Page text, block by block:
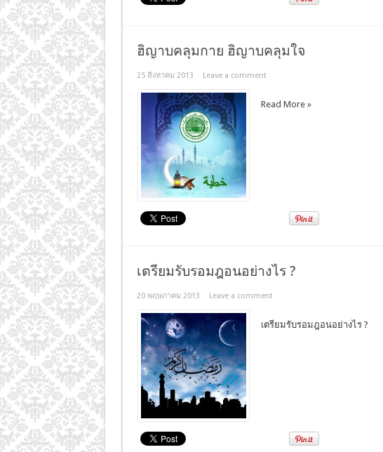
ฮิญาบคลุมกาย ฮิญาบคลุมใจ
25 สิงหาคม 2013 Leave a comment
Read More »
เตรียมรับรอมฎอนอย่างไร ?
20 พฤษภาคม 2013 Leave a comment
เตรียมรับรอมฎอนอย่าง